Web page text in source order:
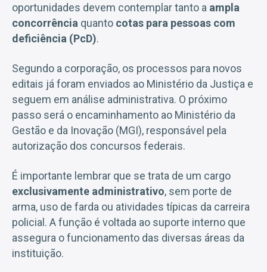
oportunidades devem contemplar tanto a ampla
concorrência quanto cotas para pessoas com
deficiência (PcD).
Segundo a corporação, os processos para novos
editais já foram enviados ao Ministério da Justiça e
seguem em análise administrativa. O próximo
passo será o encaminhamento ao Ministério da
Gestão e da Inovação (MGI), responsável pela
autorização dos concursos federais.
É importante lembrar que se trata de um cargo
exclusivamente administrativo, sem porte de
arma, uso de farda ou atividades típicas da carreira
policial. A função é voltada ao suporte interno que
assegura o funcionamento das diversas áreas da
instituição.